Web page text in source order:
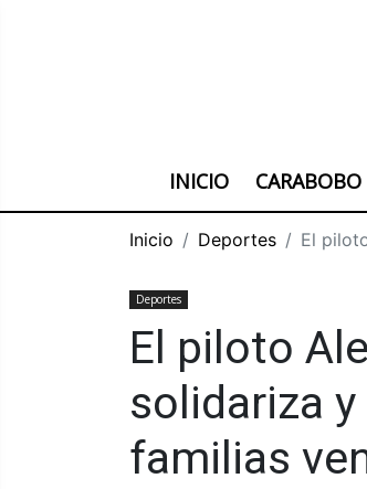
INICIO CARABOBO
Inicio Deportes El
Deportes
El piloto
solidariza
familias